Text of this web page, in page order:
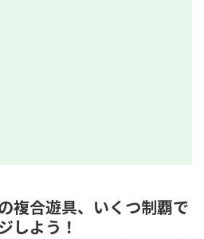
複合遊具、いくつ制覇で
しよう！